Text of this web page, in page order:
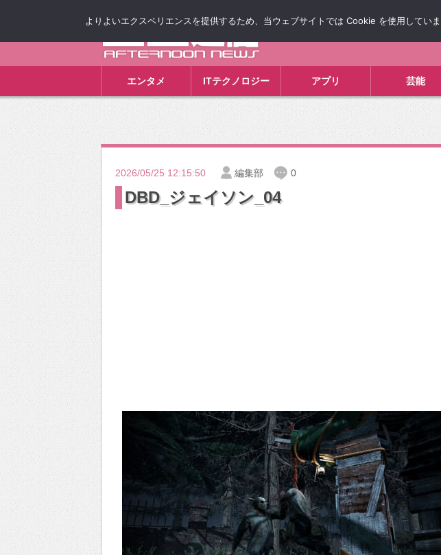
エンタメ ITテクノロジー アプリ 芸能
2026/05/25 12:15:50 編集部 0
DBD_ジェイソン_04
よりよいエクスペリエンスを提供するため、当ウェブサイトでは Cookie を使用してい